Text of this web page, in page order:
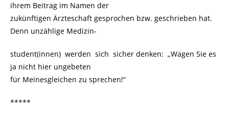
ihrem Beitrag im Namen der
zukünftigen Ärzteschaft gesprochen bzw. geschrieben hat.
Denn unzählige Medizin-
student(innen) werden sich sicher denken: „Wagen Sie es
ja nicht hier ungebeten
für Meinesgleichen zu sprechen!“
*****